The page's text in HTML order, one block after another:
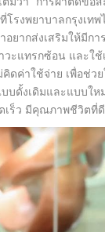
โรงพยาบาลกรุงเทพ
อยากส่งเสริมให้มีกา
ะแทรกซ้อน และใ
คิดค่าใช้จ่าย เพื่อช่
บบดั้งเดิมและแบบใ
เร็ว มีคุณภาพชีวิตที่